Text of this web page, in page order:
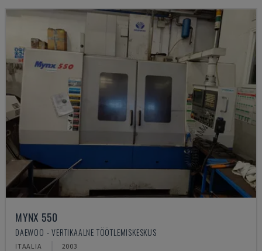
MYNX 550
DAEWOO - VERTIKAALNE TÖÖTLEMISKESKUS
ITAALIA 2003